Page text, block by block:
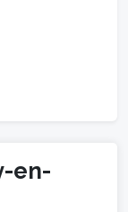
en-